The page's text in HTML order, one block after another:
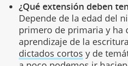
¿Qué extensión deben
Depende de la edad del
primero de primaria y ha
aprendizaje de la
dictados cortos y de